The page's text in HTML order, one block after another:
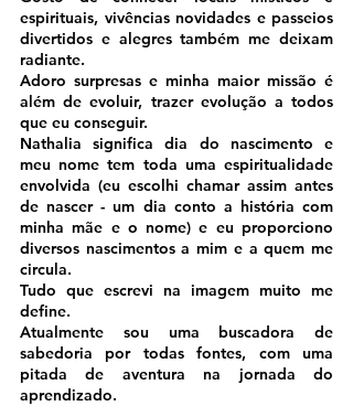
espirituais, vivências novidades e passeios
divertidos e alegres também me deixam
radiante.
Adoro surpresas e minha maior missão é
além de evoluir, trazer evolução a todos
que eu conseguir.
Nathalia significa dia do nascimento e
meu nome tem toda uma espiritualidade
envolvida (eu escolhi chamar assim antes
de nascer - um dia conto a história com
minha mãe e o nome) e eu proporciono
diversos nascimentos a mim e a quem me
circula.
Tudo que escrevi na imagem muito me
define.
Atualmente sou uma buscadora de
sabedoria por todas fontes, com uma
pitada de aventura na jornada do
aprendizado.